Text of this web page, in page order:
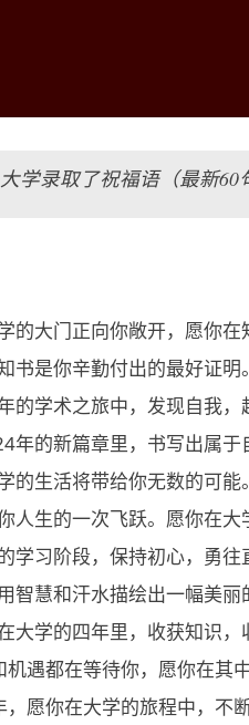
大学录取了祝福语（最新60
的大门正向你敞开，愿你
书是你辛勤付出的最好证
的学术之旅中，发现自我
年的新篇章里，书写出属于
的生活将带给你无数的可
人生的一次飞跃。愿你在
学习阶段，保持初心，勇
智慧和汗水描绘出一幅美
大学的四年里，收获知识
遇都在等待你，愿你在其
愿你在大学的旅程中，不